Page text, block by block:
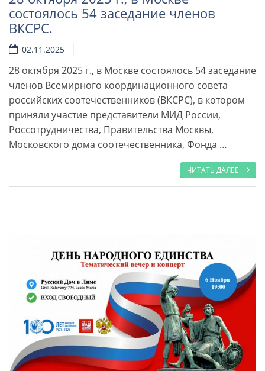
Читать далее
состоялось 54 заседание членов
ВКСРС.
02.11.2025
28 октября 2025 г., в Москве состоялось 54 заседание
членов Всемирного координационного совета
российских соотечественников (ВКСРС), в котором
приняли участие представители МИД России,
Россотрудничества, Правительства Москвы,
Московского дома соотечественника, Фонда …
ЧИТАТЬ ДАЛЕЕ